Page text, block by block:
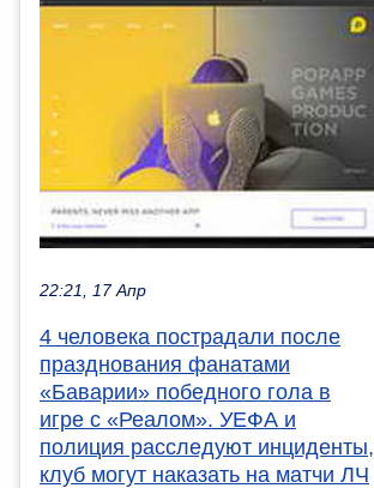
22:21, 17 Апр
4 человека пострадали после
празднования фанатами
«Баварии» победного гола в
игре с «Реалом». УЕФА и
полиция расследуют инциденты,
клуб могут наказать на матчи ЛЧ